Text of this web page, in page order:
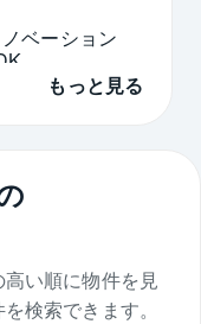
ベーション
戸建て 角地
もっと見る
い順に物件を 見
検索できます。